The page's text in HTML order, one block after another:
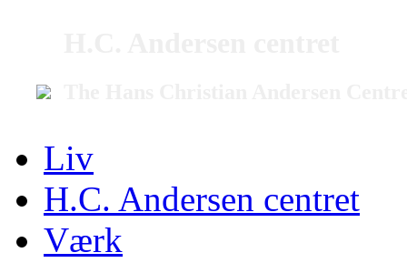
Liv
H.C. Andersen centret
Værk